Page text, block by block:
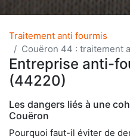
Traitement anti fourmis
Couëron 44 : traitement
Entreprise anti-
(44220)
Les dangers liés à une
Couëron
Pourquoi faut-il éviter de